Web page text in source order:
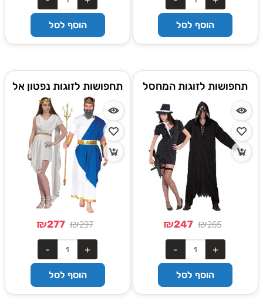
הוסף לסל הוסף לסל
תחפושות לזוגות המחסל
ונערת המאפיה
₪265
₪247
הוסף לסל
תחפושות לזוגות נפטון אל
הים ויווניה
₪297
₪277
הוסף לסל